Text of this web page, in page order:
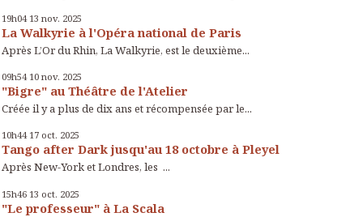
19h04 13 nov. 2025
La Walkyrie à l'Opéra national de Paris
Après L’Or du Rhin, La Walkyrie, est le deuxième...
09h54 10 nov. 2025
"Bigre" au Théâtre de l'Atelier
Créée il y a plus de dix ans et récompensée par le...
10h44 17 oct. 2025
Tango after Dark jusqu'au 18 octobre à Pleyel
Après New-York et Londres, les ...
15h46 13 oct. 2025
"Le professeur" à La Scala